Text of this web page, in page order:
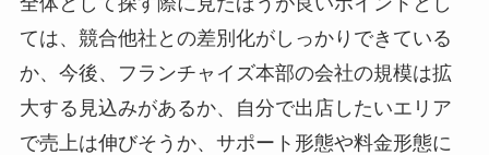
ては、競合他社との差別化がしっかりできている
か、今後、フランチャイズ本部の会社の規模は拡
大する見込みがあるか、自分で出店したいエリア
で売上は伸びそうか、サポート形態や料金形態に